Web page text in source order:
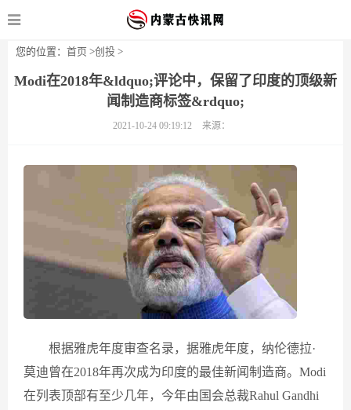
您的位置： 首页 >创投 >
Modi在2018年&ldquo;评论中，保留了印度的顶级新
闻制造商标签&rdquo;
2021-10-24 09:19:12 来源：
根据雅虎年度审查名录，据雅虎年度，纳伦德拉·
莫迪曾在2018年再次成为印度的最佳新闻制造商。Modi
在列表顶部有至少几年，今年由国会总裁Rahul Gandhi